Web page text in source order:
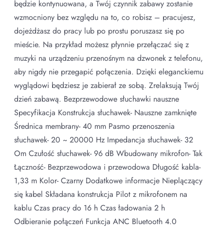
będzie kontynuowana, a Twój czynnik zabawy zostanie
wzmocniony bez względu na to, co robisz – pracujesz,
dojeżdżasz do pracy lub po prostu poruszasz się po
mieście. Na przykład możesz płynnie przełączać się z
muzyki na urządzeniu przenośnym na dzwonek z telefonu,
aby nigdy nie przegapić połączenia. Dzięki eleganckiemu
wyglądowi będziesz je zabierał ze sobą. Zrelaksują Twój
dzień zabawą. Bezprzewodowe słuchawki nauszne
Specyfikacja Konstrukcja słuchawek- Nauszne zamknięte
Średnica membrany- 40 mm Pasmo przenoszenia
słuchawek- 20 ~ 20000 Hz Impedancja słuchawek- 32
Om Czułość słuchawek- 96 dB Wbudowany mikrofon- Tak
Łączność- Bezprzewodowa i przewodowa Długość kabla-
1,33 m Kolor- Czarny Dodatkowe informacje Nieplączący
się kabel Składana konstrukcja Pilot z mikrofonem na
kablu Czas pracy do 16 h Czas ładowania 2 h
Odbieranie połączeń Funkcja ANC Bluetooth 4.0